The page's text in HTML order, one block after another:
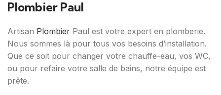
Plombier Paul
Artisan Plombier Paul est votre expert en plomberie.
Nous sommes là pour tous vos besoins d’installation.
Que ce soit pour changer votre chauffe-eau, vos WC,
ou pour refaire votre salle de bains, notre équipe est
prête.